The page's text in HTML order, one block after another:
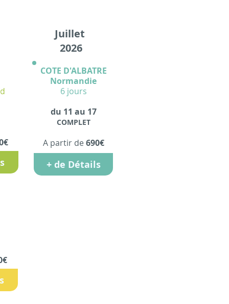
Juillet
2026
COTE D'ALBATRE
Normandie
6 jours
du 11 au 17
COMPLET
A partir de 690€
+ de Détails